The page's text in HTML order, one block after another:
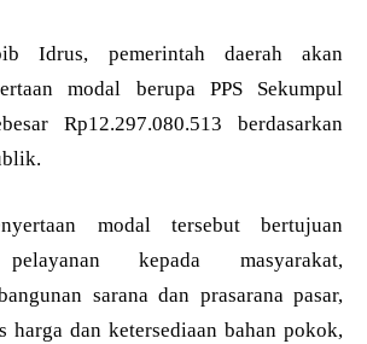
Idrus, pemerintah daerah akan
modal berupa PPS Sekumpul
Rp12.297.080.513 berdasarkan
modal tersebut bertujuan
kepada masyarakat,
sarana dan prasarana pasar,
harga dan ketersediaan bahan pokok,